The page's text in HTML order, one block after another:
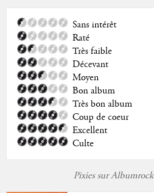
Sans intérêt
Raté
Très faible
Décevant
Moyen
Bon album
Très bon album
Coup de coeur
Excellent
Culte
Pixies sur Albumrock